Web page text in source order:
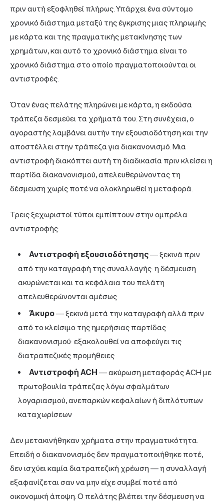
πριν αυτή εξοφληθεί πλήρως. Υπάρχει ένα σύντομο
χρονικό διάστημα μεταξύ της έγκρισης μιας πληρωμής
με κάρτα και της πραγματικής μετακίνησης των
χρημάτων, και αυτό το χρονικό διάστημα είναι το
χρονικό διάστημα στο οποίο πραγματοποιούνται οι
αντιστροφές.
Όταν ένας πελάτης πληρώνει με κάρτα, η εκδούσα
τράπεζα δεσμεύει τα χρήματά του. Στη συνέχεια, ο
αγοραστής λαμβάνει αυτήν την εξουσιοδότηση και την
αποστέλλει στην τράπεζα για διακανονισμό. Μια
αντιστροφή διακόπτει αυτή τη διαδικασία πριν κλείσει η
παρτίδα διακανονισμού, απελευθερώνοντας τη
δέσμευση χωρίς ποτέ να ολοκληρωθεί η μεταφορά.
Τρεις ξεχωριστοί τύποι εμπίπτουν στην ομπρέλα
αντιστροφής:
Αντιστροφή εξουσιοδότησης— ξεκινά πριν
από την καταγραφή της συναλλαγής· η δέσμευση
ακυρώνεται και τα κεφάλαια του πελάτη
απελευθερώνονται αμέσως
Άκυρο— ξεκινά μετά την καταγραφή αλλά πριν
από το κλείσιμο της ημερήσιας παρτίδας
διακανονισμού· εξακολουθεί να αποφεύγει τις
διατραπεζικές προμήθειες
Αντιστροφή ACH — ακύρωση μεταφοράς ACH με
πρωτοβουλία τράπεζας λόγω σφαλμάτων
λογαριασμού, ανεπαρκών κεφαλαίων ή διπλότυπων
καταχωρίσεων
Δεν μετακινήθηκαν χρήματα στην πραγματικότητα.
Επειδή ο διακανονισμός δεν πραγματοποιήθηκε ποτέ,
δεν ισχύει καμία διατραπεζική χρέωση — η συναλλαγή
εξαφανίζεται σαν να μην είχε συμβεί ποτέ από
οικονομική άποψη. Ο πελάτης βλέπει την δέσμευση να